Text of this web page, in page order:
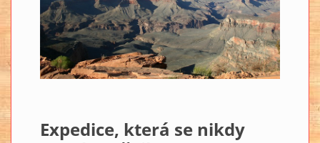
Expedice, která se nikdy